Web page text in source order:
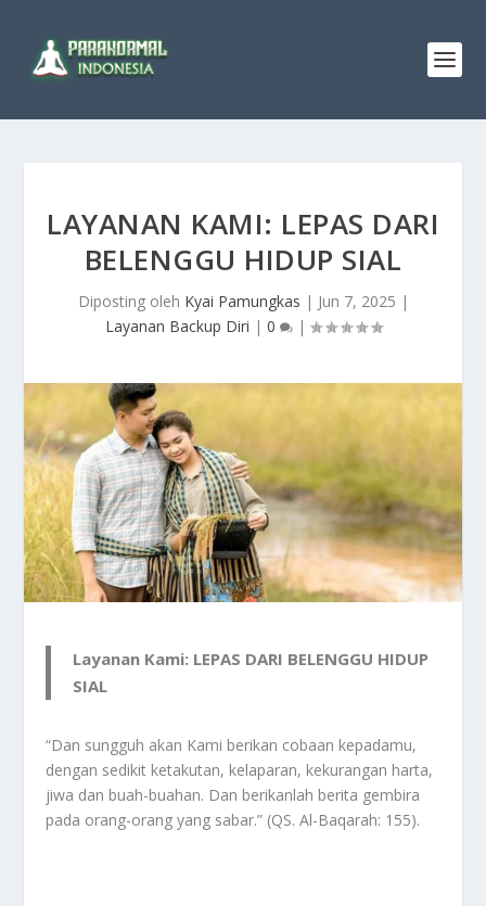
LAYANAN KAMI: LEPAS DARI
BELENGGU HIDUP SIAL
Diposting oleh Kyai Pamungkas | Jun 7, 2025 |
Layanan Backup Diri | 0 |
Layanan Kami: LEPAS DARI BELENGGU HIDUP
SIAL
“Dan sungguh akan Kami berikan cobaan kepadamu,
dengan sedikit ketakutan, kelaparan, kekurangan harta,
jiwa dan buah-buahan. Dan berikanlah berita gembira
pada orang-orang yang sabar.” (QS. Al-Baqarah: 155).